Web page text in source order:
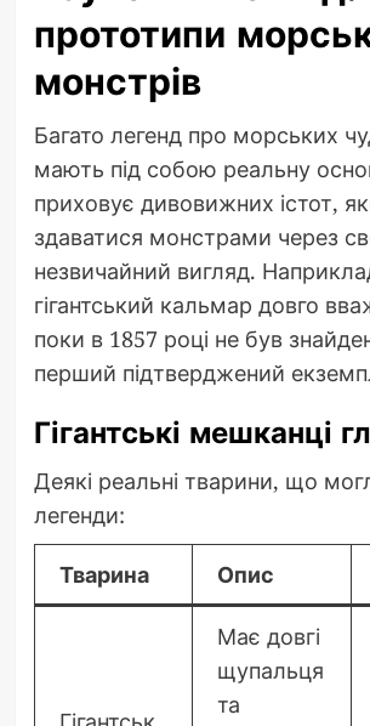
прототипи
монстрів
Багато легенд про морських
мають під собою реальну
приховує дивовижних істот,
здаватися монстрами через
незвичайний вигляд.
гігантський кальмар довго
поки в 1857 році не був
перший підтверджений
Гігантські мешканці
Деякі реальні тварини, що
легенди:
Тварина Опис
Має довгі
щупальця
та